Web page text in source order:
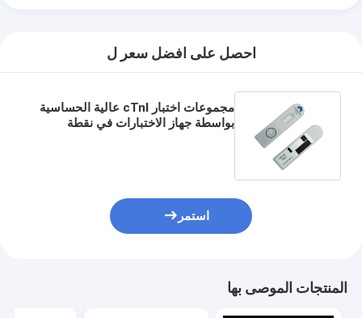
احصل على افضل سعر ل
مجموعات اختبار cTnI عالية الحساسية
بواسطة جهاز الاختبارات في نقطة
استمر
المنتجات الموصى بها